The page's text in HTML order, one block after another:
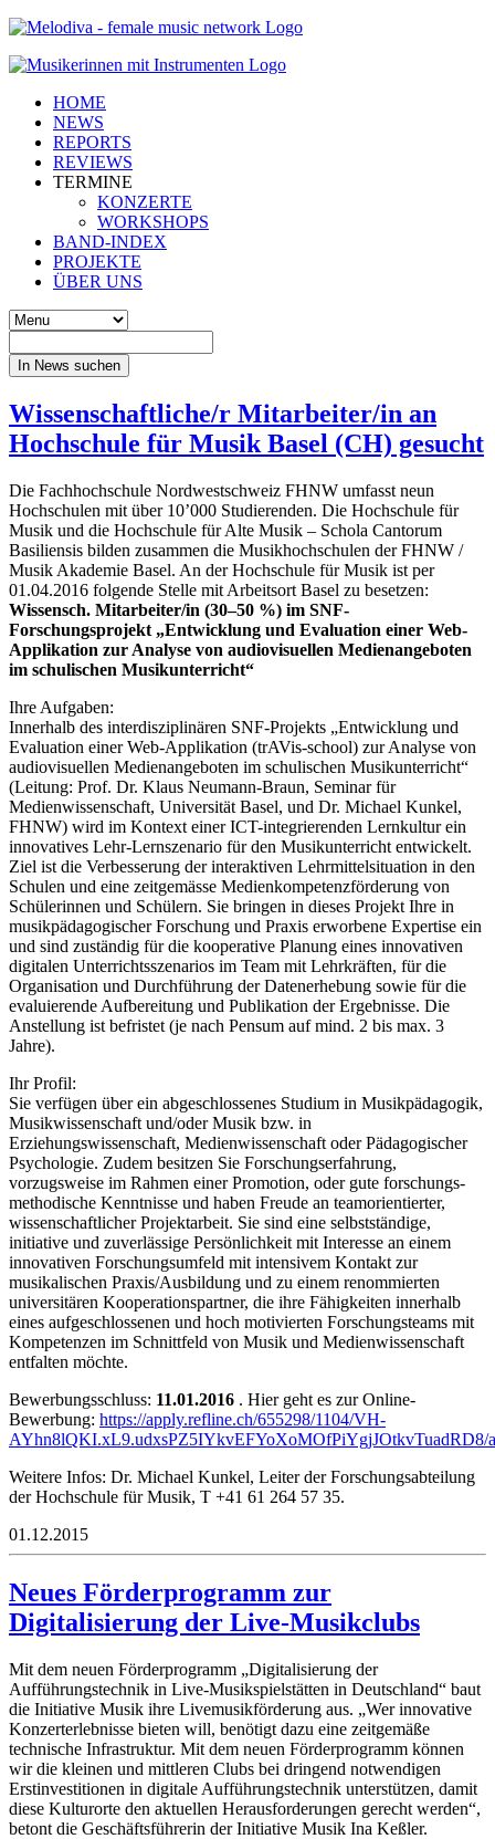
HOME
NEWS
REPORTS
REVIEWS
TERMINE
KONZERTE
WORKSHOPS
BAND-INDEX
PROJEKTE
ÜBER UNS
In News suchen
Wissenschaftliche/r Mitarbeiter/in an
Hochschule für Musik Basel (CH) gesucht
Die Fachhochschule Nordwestschweiz FHNW umfasst neun
Hochschulen mit über 10’000 Studierenden. Die Hochschule für
Musik und die Hochschule für Alte Musik – Schola Cantorum
Basiliensis bilden zusammen die Musikhochschulen der FHNW /
Musik Akademie Basel. An der Hochschule für Musik ist per
01.04.2016 folgende Stelle mit Arbeitsort Basel zu besetzen:
Wissensch. Mitarbeiter/in (30–50 %) im SNF-
Forschungsprojekt „Entwicklung und Evaluation einer Web-
Applikation zur Analyse von audiovisuellen Medienangeboten
im schulischen Musikunterricht“
Ihre Aufgaben:
Innerhalb des interdisziplinären SNF-Projekts „Entwicklung und
Evaluation einer Web-Applikation (trAVis-school) zur Analyse von
audiovisuellen Medienangeboten im schulischen Musikunterricht“
(Leitung: Prof. Dr. Klaus Neumann-Braun, Seminar für
Medienwissenschaft, Universität Basel, und Dr. Michael Kunkel,
FHNW) wird im Kontext einer ICT-integrierenden Lernkultur ein
innovatives Lehr-Lernszenario für den Musikunterricht entwickelt.
Ziel ist die Verbesserung der interaktiven Lehrmittelsituation in den
Schulen und eine zeitgemässe Medienkompetenzförderung von
Schülerinnen und Schülern. Sie bringen in dieses Projekt Ihre in
musikpädagogischer Forschung und Praxis erworbene Expertise ein
und sind zuständig für die kooperative Planung eines innovativen
digitalen Unterrichtsszenarios im Team mit Lehrkräften, für die
Organisation und Durchführung der Datenerhebung sowie für die
evaluierende Aufbereitung und Publikation der Ergebnisse. Die
Anstellung ist befristet (je nach Pensum auf mind. 2 bis max. 3
Jahre).
Ihr Profil:
Sie verfügen über ein abgeschlossenes Studium in Musikpädagogik,
Musikwissenschaft und/oder Musik bzw. in
Erziehungswissenschaft, Medien­wissen­schaft oder Pädagogischer
Psychologie. Zudem besitzen Sie Forschungs­erfahrung,
vorzugsweise im Rahmen einer Promotion, oder gute forschungs­
methodische Kenntnisse und haben Freude an teamorientierter,
wissen­schaft­licher Projektarbeit. Sie sind eine selbstständige,
initiative und zuverlässige Persönlichkeit mit Interesse an einem
innovativen Forschungsumfeld mit intensivem Kontakt zur
musikalischen Praxis/Ausbildung und zu einem renom­mierten
universitären Kooperationspartner, die ihre Fähigkeiten innerhalb
eines aufgeschlossenen und hoch motivierten Forschungsteams mit
Kompetenzen im Schnittfeld von Musik und Medienwissenschaft
entfalten möchte.
Bewerbungsschluss: 11.01.2016 . Hier geht es zur Online-
Bewerbung: https://apply.refline.ch/655298/1104/VH-
AYhn8lQKI.xL9.udxsPZ5IYkvEFYoXoMOfPiYgjJOtkvTuadRD8/
Weitere Infos: Dr. Michael Kunkel, Leiter der Forschungsabteilung
der Hochschule für Musik, T +41 61 264 57 35.
01.12.2015
Neues Förderprogramm zur
Digitalisierung der Live-Musikclubs
Mit dem neuen Förderprogramm „Digitalisierung der
Aufführungstechnik in Live-Musikspielstätten in Deutschland“ baut
die Initiative Musik ihre Livemusikförderung aus. „Wer innovative
Konzerterlebnisse bieten will, benötigt dazu eine zeitgemäße
technische Infrastruktur. Mit dem neuen Förderprogramm können
wir die kleinen und mittleren Clubs bei dringend notwendigen
Erstinvestitionen in digitale Aufführungstechnik unterstützen, damit
diese Kulturorte den aktuellen Herausforderungen gerecht werden“,
betont die Geschäftsführerin der Initiative Musik Ina Keßler.